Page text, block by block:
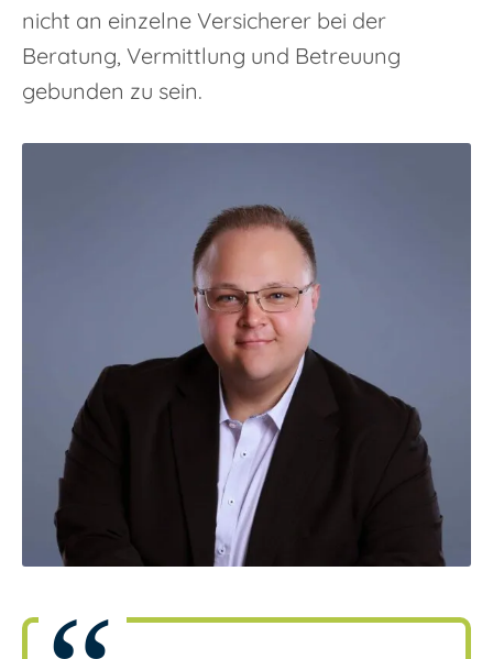
nicht an einzelne Versicherer bei der
Beratung, Vermittlung und Betreuung
gebunden zu sein.